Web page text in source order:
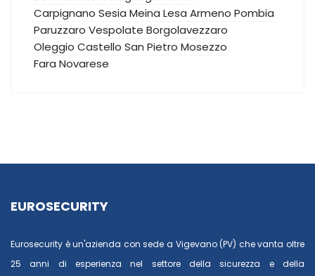
Carpignano Sesia Meina Lesa Armeno Pombia
Paruzzaro Vespolate Borgolavezzaro
Oleggio Castello San Pietro Mosezzo
Fara Novarese
EUROSECURITY
Eurosecurity è un'azienda con sede a Vigevano (PV) che vanta oltre
25 anni di esperienza nel settore della sicurezza e della